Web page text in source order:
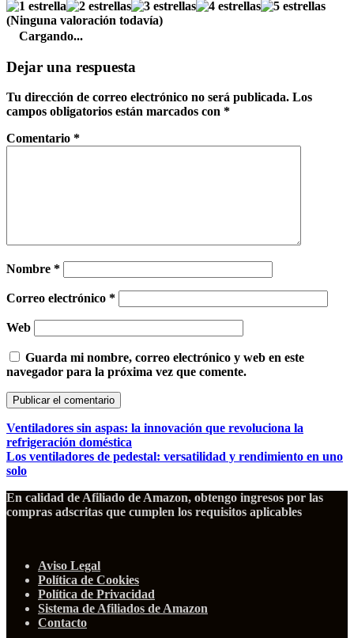
(Ninguna valoración todavía)
Cargando...
Dejar una respuesta
Tu dirección de correo electrónico no será publicada. Los
campos obligatorios están marcados con *
Comentario *
Nombre *
Correo electrónico *
Web
Guarda mi nombre, correo electrónico y web en este
navegador para la próxima vez que comente.
Ventiladores sin aspas: la innovación que revoluciona la
refrigeración doméstica
Los ventiladores de pedestal: versatilidad y rendimiento en uno
solo
En calidad de Afiliado de Amazon, obtengo ingresos por las
compras adscritas que cumplen los requisitos aplicables
Aviso Legal
Política de Cookies
Política de Privacidad
Sistema de Afiliados de Amazon
Contacto